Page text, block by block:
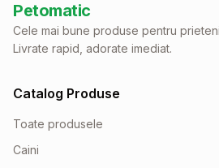
Petomatic
Cele mai bune produse pentru
Livrate rapid, adorate imediat.
Catalog Produse
Toate produsele
Caini